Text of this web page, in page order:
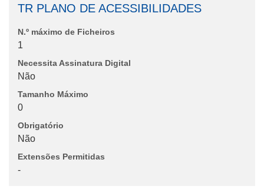
TR PLANO DE ACESSIBILIDADES
N.º máximo de Ficheiros
1
Necessita Assinatura Digital
Não
Tamanho Máximo
0
Obrigatório
Não
Extensões Permitidas
-